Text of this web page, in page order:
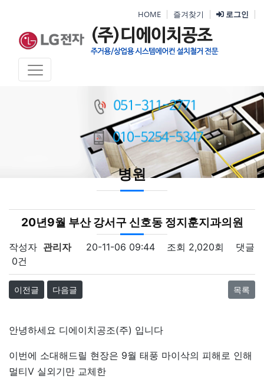
HOME 즐겨찾기 로그인
병원
20년9월 부산 강서구 신호동 정지훈지과의원
작성자 관리자 20-11-06 09:44 조회 2,020회
댓글
0건
이전글 다음글 목록
안녕하세요 디에이치공조(주) 입니다
이번에 소대해드릴 현장은 9월 태풍 마이삭의 피해로 인해
멀티V 실외기만 교체한